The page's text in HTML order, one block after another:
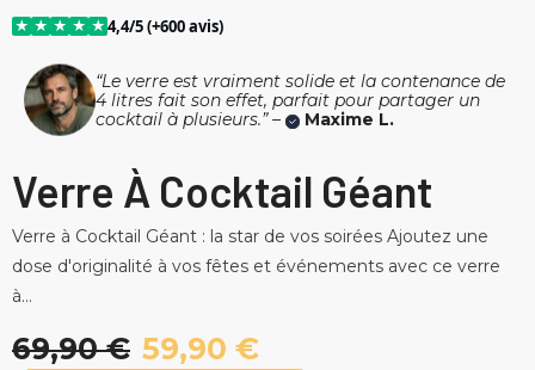
★ ★ ★ ★ ★4,4/5 (+600 avis)
“Le verre est vraiment solide et la contenance de
4 litres fait son effet, parfait pour partager un
cocktail à plusieurs.” –
Maxime L.
Verre À Cocktail Géant
Verre à Cocktail Géant : la star de vos soirées Ajoutez une
dose d'originalité à vos fêtes et événements avec ce verre
à...
69,90 € 59,90 €